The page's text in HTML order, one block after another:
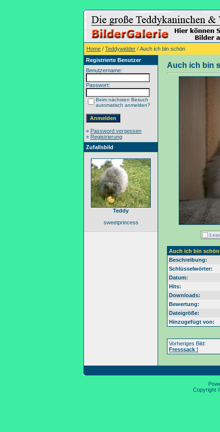
Home / Teddywidder / Auch ich bin schön
Registrierte Benutzer
Benutzername:
Passwort:
Beim nächsten Besuch
automatisch anmelden?
» Password vergessen
» Registrierung
Zufallsbild
Teddy
sweetprincess
Auch ich bin
Auch ich bin schön
Beschreibung:
Schlüsselwörter:
Datum:
Hits:
Downloads:
Bewertung:
Dateigröße:
Hinzugefügt von:
Vorheriges Bild:
Fresssack !
Copyright